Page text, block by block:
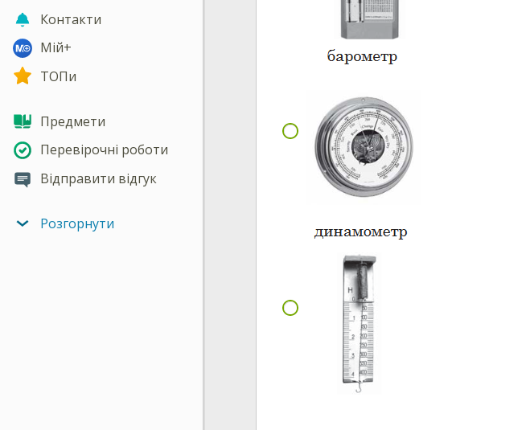
Контакти
Мій+
ТОПи
Предмети
Перевірочні роботи
Відправити відгук
Розгорнути